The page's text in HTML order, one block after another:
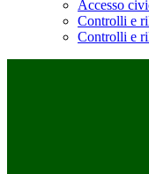
Accesso
Controlli e
Controlli e